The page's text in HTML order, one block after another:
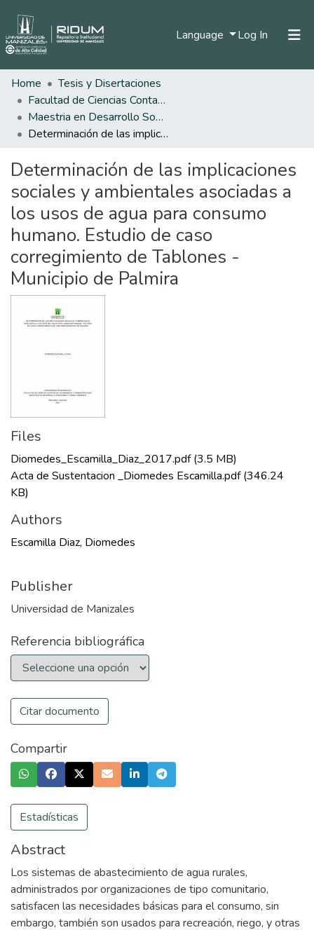
Language Log In (current)
Statistics
Home
Tesis y Disertaciones
Facultad de Ciencias Contables Económicas y Administrativas
Maestria en Desarrollo Sostenible y Medio Ambiente
Determinación de las implicaciones sociales y ambientales asociadas a los usos de agua para consumo humano. Estudio de caso corregimiento de Tablones - Municipio de Palmira
Determinación de las implicaciones
sociales y ambientales asociadas a
los usos de agua para consumo
humano. Estudio de caso
corregimiento de Tablones -
Municipio de Palmira
Files
Diomedes_Escamilla_Diaz_2017.pdf(3.5 MB)
Acta de Sustentacion _Diomedes Escamilla.pdf(346.24
KB)
Authors
Escamilla Diaz, Diomedes
Publisher
Universidad de Manizales
Referencia bibliográfica
Citar documento
Compartir
Estadísticas
Abstract
Los sistemas de abastecimiento de agua rurales,
administrados por organizaciones de tipo comunitario,
satisfacen las necesidades básicas para el consumo, sin
embargo, también son usados para recreación, riego, y otras